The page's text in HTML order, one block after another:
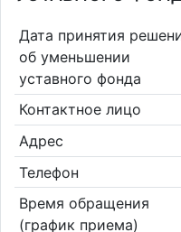
Дата принятия
об уменьшении
уставного фонда
Контактное лицо
Адрес
Телефон
Время обращения
(график приема)